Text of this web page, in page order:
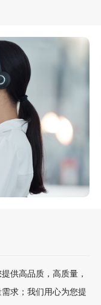
供高品质，高质量，
求；我们用心为您提